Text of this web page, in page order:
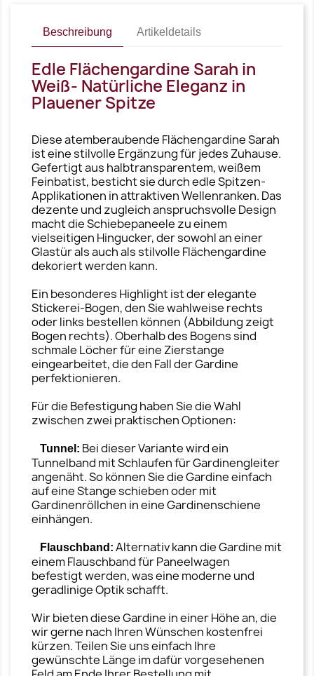
Beschreibung Artikeldetails
Edle Flächengardine Sarah in
Weiß- Natürliche Eleganz in
Plauener Spitze
Diese atemberaubende Flächengardine Sarah
ist eine stilvolle Ergänzung für jedes Zuhause.
Gefertigt aus halbtransparentem, weißem
Feinbatist, besticht sie durch edle Spitzen-
Applikationen in attraktiven Wellenranken. Das
dezente und zugleich anspruchsvolle Design
macht die Schiebepaneele zu einem
vielseitigen Hingucker, der sowohl an einer
Glastür als auch als stilvolle Flächengardine
dekoriert werden kann.
Ein besonderes Highlight ist der elegante
Stickerei-Bogen, den Sie wahlweise rechts
oder links bestellen können (Abbildung zeigt
Bogen rechts). Oberhalb des Bogens sind
schmale Löcher für eine Zierstange
eingearbeitet, die den Fall der Gardine
perfektionieren.
Für die Befestigung haben Sie die Wahl
zwischen zwei praktischen Optionen:
Tunnel: Bei dieser Variante wird ein
Tunnelband mit Schlaufen für Gardinengleiter
angenäht. So können Sie die Gardine einfach
auf eine Stange schieben oder mit
Gardinenröllchen in eine Gardinenschiene
einhängen.
Flauschband: Alternativ kann die Gardine mit
einem Flauschband für Paneelwagen
befestigt werden, was eine moderne und
geradlinige Optik schafft.
Wir bieten diese Gardine in einer Höhe an, die
wir gerne nach Ihren Wünschen kostenfrei
kürzen. Teilen Sie uns einfach Ihre
gewünschte Länge im dafür vorgesehenen